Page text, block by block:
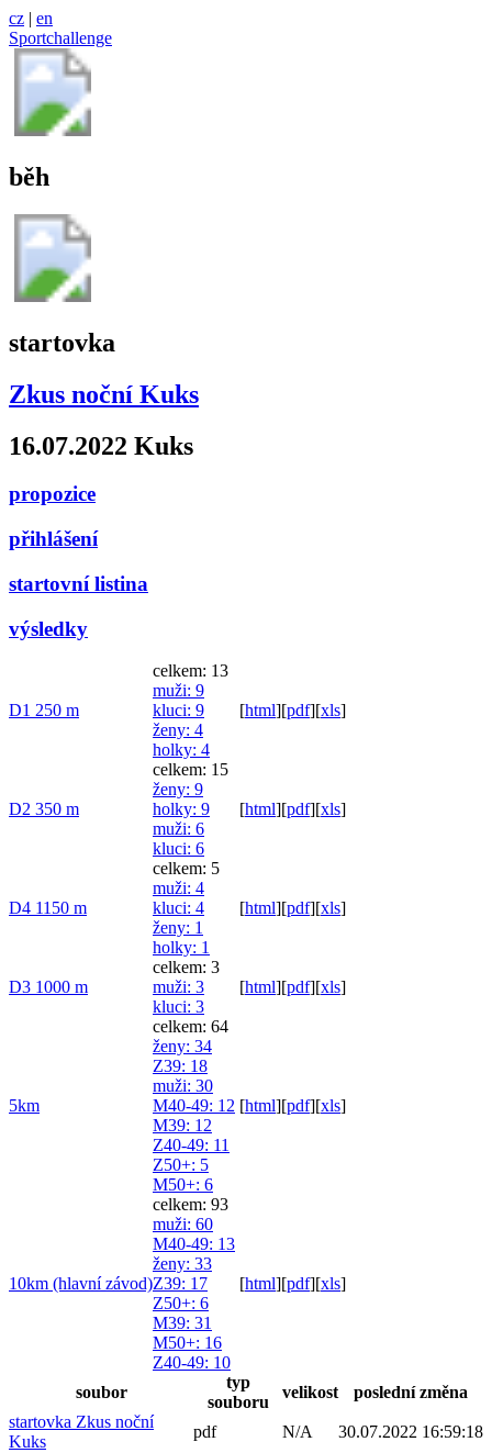
cz | en
Sportchallenge
běh
startovka
Zkus noční Kuks
16.07.2022 Kuks
propozice
přihlášení
startovní listina
výsledky
D1 250 m
celkem: 13
muži: 9
kluci: 9
ženy: 4
holky: 4
[html][pdf][xls]
D2 350 m
celkem: 15
ženy: 9
holky: 9
muži: 6
kluci: 6
[html][pdf][xls]
D4 1150 m
celkem: 5
muži: 4
kluci: 4
ženy: 1
holky: 1
[html][pdf][xls]
D3 1000 m
celkem: 3
muži: 3
kluci: 3
[html][pdf][xls]
5km
celkem: 64
ženy: 34
Z39: 18
muži: 30
M40-49: 12
M39: 12
Z40-49: 11
Z50+: 5
M50+: 6
[html][pdf][xls]
10km (hlavní závod)
celkem: 93
muži: 60
M40-49: 13
ženy: 33
Z39: 17
Z50+: 6
M39: 31
M50+: 16
Z40-49: 10
[html][pdf][xls]
soubor
typ
souboru
velikost
poslední změna
startovka Zkus noční
Kuks
pdf N/A 30.07.2022 16:59:18